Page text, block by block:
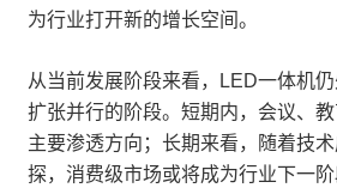
为行业打开新的增长空间。
从当前发展阶段来看，LED一体机
扩张并行的阶段。短期内，会议、
主要渗透方向；长期来看，随着技
探，消费级市场或将成为行业下一阶